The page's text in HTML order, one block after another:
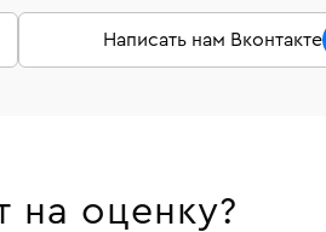
Написать нам Вконтакте
на оценку?